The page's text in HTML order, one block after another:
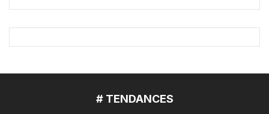
# TENDANCES